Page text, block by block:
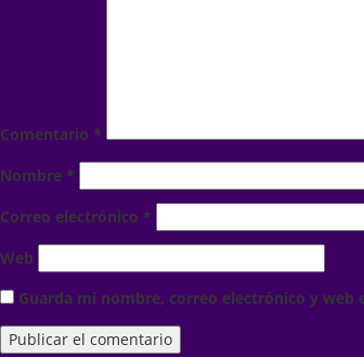
Comentario *
Nombre *
Correo electrónico *
Web
Guarda mi nombre, correo electrónico y web